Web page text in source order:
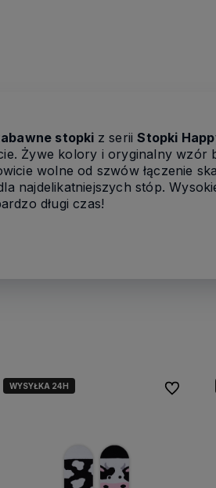
stopki z seriiStopki
Żywe kolory i oryginalny wzór
wolne od szwów łączenie
najdelikatniejszych stóp.
długi czas!
WYSYŁKA 24H Do